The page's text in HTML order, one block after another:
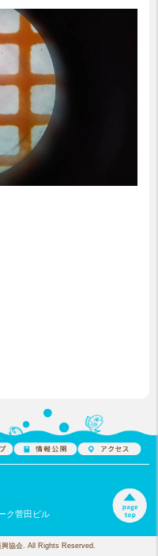
ク菅田ビル
協会. All Rights Reserved.